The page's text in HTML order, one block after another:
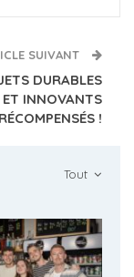
SUIVANT
DURABLES
ET INNOVANTS
RÉCOMPENSÉS !
Tout